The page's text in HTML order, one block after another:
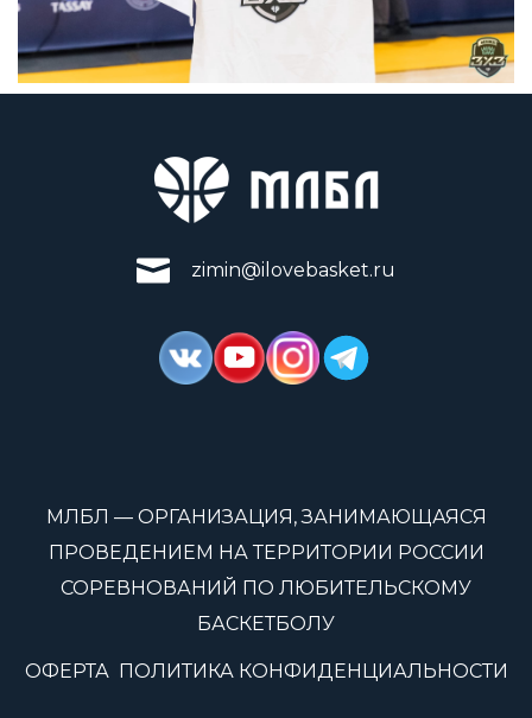
zimin@ilovebasket.ru
МЛБЛ — ОРГАНИЗАЦИЯ, ЗАНИМАЮЩАЯСЯ
ПРОВЕДЕНИЕМ НА ТЕРРИТОРИИ РОССИИ
СОРЕВНОВАНИЙ ПО ЛЮБИТЕЛЬСКОМУ
БАСКЕТБОЛУ
ОФЕРТА ПОЛИТИКА КОНФИДЕНЦИАЛЬНОСТИ